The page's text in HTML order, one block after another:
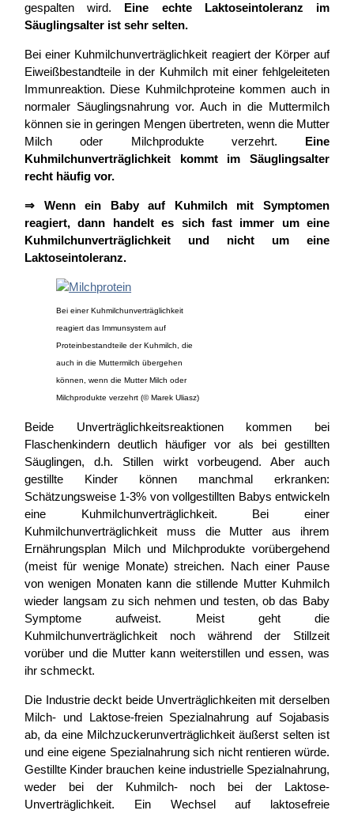
gespalten wird. Eine echte Laktoseintoleranz im
Säuglingsalter ist sehr selten.
Bei einer Kuhmilchunverträglichkeit reagiert der Körper auf
Eiweißbestandteile in der Kuhmilch mit einer fehlgeleiteten
Immunreaktion. Diese Kuhmilchproteine kommen auch in
normaler Säuglingsnahrung vor. Auch in die Muttermilch
können sie in geringen Mengen übertreten, wenn die Mutter
Milch oder Milchprodukte verzehrt. Eine
Kuhmilchunverträglichkeit kommt im Säuglingsalter
recht häufig vor.
⇒ Wenn ein Baby auf Kuhmilch mit Symptomen
reagiert, dann handelt es sich fast immer um eine
Kuhmilchunverträglichkeit und nicht um eine
Laktoseintoleranz.
Bei einer Kuhmilchunverträglichkeit
reagiert das Immunsystem auf
Proteinbestandteile der Kuhmilch, die
auch in die Muttermilch übergehen
können, wenn die Mutter Milch oder
Milchprodukte verzehrt (© Marek Uliasz)
Beide Unverträglichkeitsreaktionen kommen bei
Flaschenkindern deutlich häufiger vor als bei gestillten
Säuglingen, d.h. Stillen wirkt vorbeugend. Aber auch
gestillte Kinder können manchmal erkranken:
Schätzungsweise 1-3% von vollgestillten Babys entwickeln
eine Kuhmilchunverträglichkeit. Bei einer
Kuhmilchunverträglichkeit muss die Mutter aus ihrem
Ernährungsplan Milch und Milchprodukte vorübergehend
(meist für wenige Monate) streichen. Nach einer Pause
von wenigen Monaten kann die stillende Mutter Kuhmilch
wieder langsam zu sich nehmen und testen, ob das Baby
Symptome aufweist. Meist geht die
Kuhmilchunverträglichkeit noch während der Stillzeit
vorüber und die Mutter kann weiterstillen und essen, was
ihr schmeckt.
Die Industrie deckt beide Unverträglichkeiten mit derselben
Milch- und Laktose-freien Spezialnahrung auf Sojabasis
ab, da eine Milchzuckerunverträglichkeit äußerst selten ist
und eine eigene Spezialnahrung sich nicht rentieren würde.
Gestillte Kinder brauchen keine industrielle Spezialnahrung,
weder bei der Kuhmilch- noch bei der Laktose-
Unverträglichkeit. Ein Wechsel auf laktosefreie